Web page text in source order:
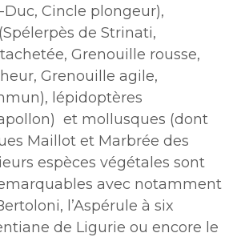
Cincle plongeur),
de Strinati,
Grenouille rousse,
Grenouille agile,
lépidoptères
et mollusques (dont
Maillot et Marbrée des
espèces végétales sont
avec notamment
l’Aspérule à six
de Ligurie ou encore le